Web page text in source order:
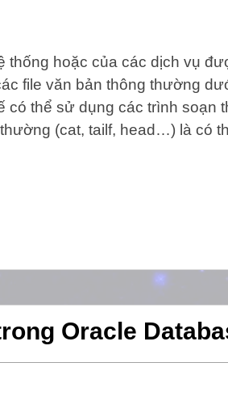
thống hoặc của các dịch vụ
file văn bản thông thường
có thể sử dụng các trình soạn
(cat, tailf, head…) là có
Oracle